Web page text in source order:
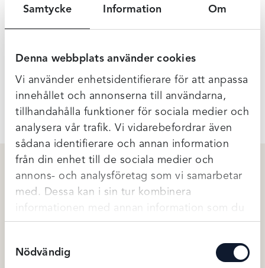
Samtycke Information Om
Denna webbplats använder cookies
Vi använder enhetsidentifierare för att anpassa
innehållet och annonserna till användarna,
tillhandahålla funktioner för sociala medier och
analysera vår trafik. Vi vidarebefordrar även
sådana identifierare och annan information
från din enhet till de sociala medier och
annons- och analysföretag som vi samarbetar
med. Dessa kan i sin tur kombinera
informationen med annan information som du
har tillhandahållit eller som de har samlat in
Nödvändig
Längd i stl M är ca 90cm.
Normal i storleken.
OBS! Bilderna i gul är för att visa hur den sitter på.
Ytterligare Information
Relaterade produkter